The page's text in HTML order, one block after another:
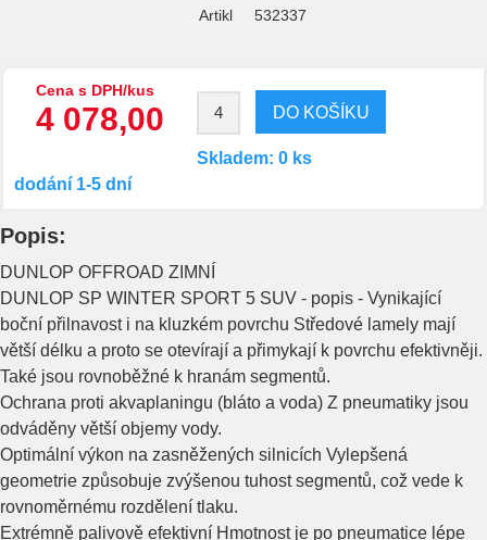
Artikl
532337
Cena s DPH/kus
4 078,00
Skladem: 0 ks
dodání 1-5 dní
Popis:
DUNLOP OFFROAD ZIMNÍ
DUNLOP SP WINTER SPORT 5 SUV - popis - Vynikající
boční přilnavost i na kluzkém povrchu Středové lamely mají
větší délku a proto se otevírají a přimykají k povrchu efektivněji.
Také jsou rovnoběžné k hranám segmentů.
Ochrana proti akvaplaningu (bláto a voda) Z pneumatiky jsou
odváděny větší objemy vody.
Optimální výkon na zasněžených silnicích Vylepšená
geometrie způsobuje zvýšenou tuhost segmentů, což vede k
rovnoměrnému rozdělení tlaku.
Extrémně palivově efektivní Hmotnost je po pneumatice lépe